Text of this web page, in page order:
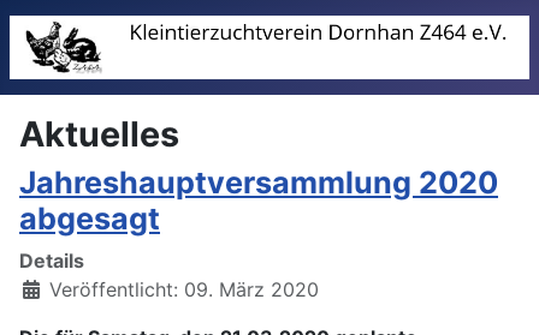
Aktuelles
Jahreshauptversammlung 2020
abgesagt
Details
Veröffentlicht: 09. März 2020